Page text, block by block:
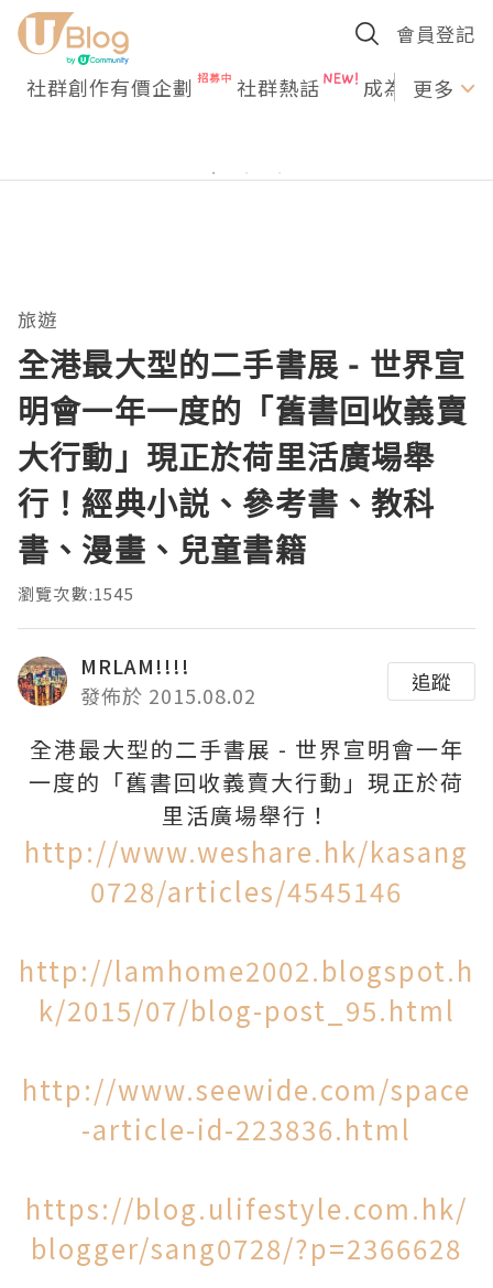
會員登記
社群創作有價企劃 社群熱話 成為U更多
旅遊
全港最大型的二手書展 - 世界宣
明會一年一度的「舊書回收義賣
大行動」現正於荷里活廣場舉
行！經典小説、參考書、教科
書、漫畫、兒童書籍
瀏覽次數:1545
MRLAM!!!!
發佈於 2015.08.02
追蹤
全港最大型的二手書展 - 世界宣明會一年
一度的「舊書回收義賣大行動」現正於荷
里活廣場舉行！
http://www.weshare.hk/kasang
0728/articles/4545146
http://lamhome2002.blogspot.h
k/2015/07/blog-post_95.html
http://www.seewide.com/space
-article-id-223836.html
https://blog.ulifestyle.com.hk/
blogger/sang0728/?p=2366628